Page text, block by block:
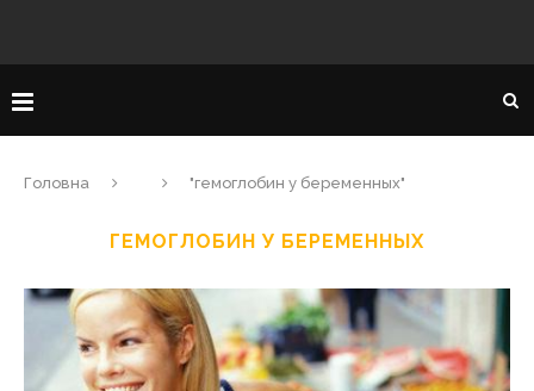
Головна "гемоглобин у беременных"
ГЕМОГЛОБИН У БЕРЕМЕННЫХ